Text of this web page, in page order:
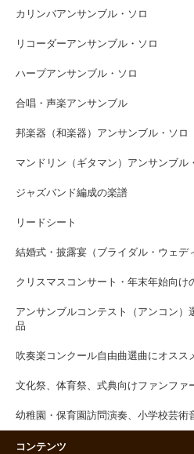
カリンバアンサンブル・ソロ
リコーダーアンサンブル・ソロ
ハープアンサンブル・ソロ
合唱・声楽アンサンブル
邦楽器（和楽器）アンサンブル・ソロ
マンドリン（ギタマン）アンサンブル
ジャズバンド編成の楽譜
リードシート
結婚式・披露宴（ブライダル・ウェデ
クリスマスコンサート・年末年始向け
アンサンブルコンテスト（アンコン）
品
吹奏楽コンクール自由曲選曲にオスス
文化祭、体育祭、式典向けファンファ
幼稚園・保育園訪問演奏、小学校芸術
コンテンツ